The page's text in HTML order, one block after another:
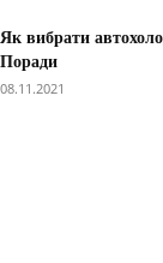
Як вибрати
Поради
08.11.2021